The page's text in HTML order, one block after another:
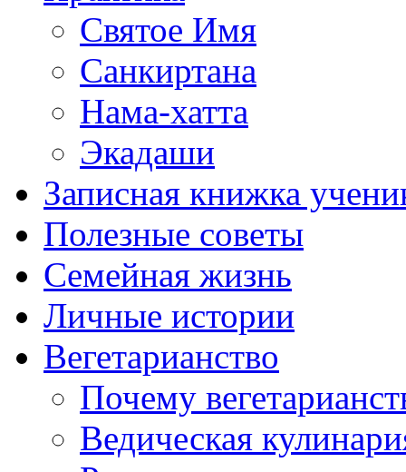
Святое Имя
Санкиртана
Нама-хатта
Экадаши
Записная книжка
Полезные советы
Семейная жизнь
Личные истории
Вегетарианство
Почему
Ведическая